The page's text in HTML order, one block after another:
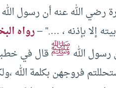
رضي الله عنه أن رسول الله
إلا بإذنه ، ….” –رواه
اللهﷺقال في
فروجهن بكلمة الله